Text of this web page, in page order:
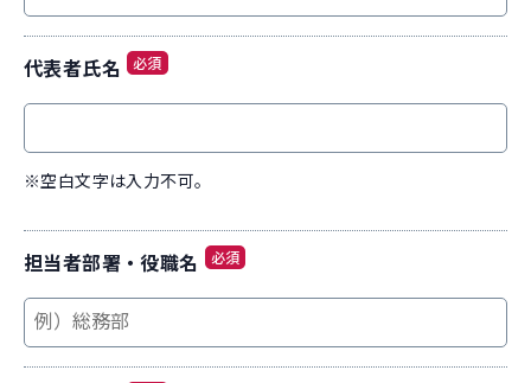
代表者氏名 必須
※空白文字は入力不可。
担当者部署・役職名 必須